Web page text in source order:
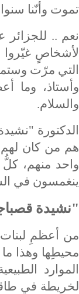
تموت وأنّنا
نعم .. للجزائر
لأشخاصٍ غيّروا
التي مرّت
وأستاذ، وما
والسلام.
الدكتورة
هم من كان لهم
واحد منهم،
ينغمسون في
"نشيدة
من أعظمِ لبنات
محيطِها وهذا
الموارد
لخريطة في